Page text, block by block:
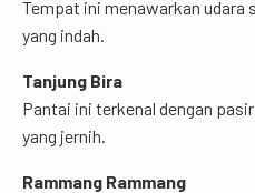
Tempat ini menawarkan udara
yang indah.
Tanjung Bira
Pantai ini terkenal dengan
yang jernih.
Rammang Rammang